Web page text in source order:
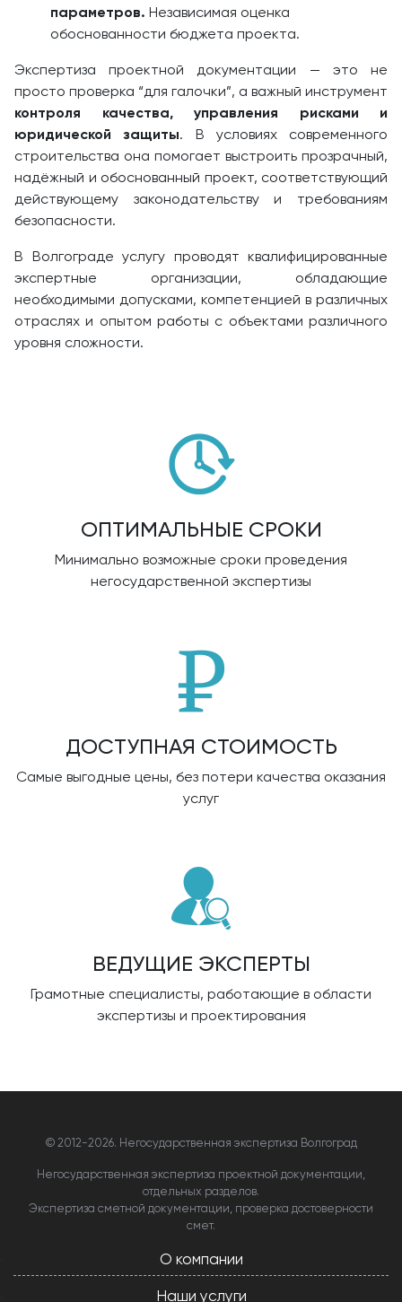
параметров. Независимая оценка
обоснованности бюджета проекта.
Экспертиза проектной документации — это не
просто проверка “для галочки”, а важный инструмент
контроля качества, управления рисками и
юридической защиты. В условиях современного
строительства она помогает выстроить прозрачный,
надёжный и обоснованный проект, соответствующий
действующему законодательству и требованиям
безопасности.
В Волгограде услугу проводят квалифицированные
экспертные организации, обладающие
необходимыми допусками, компетенцией в различных
отраслях и опытом работы с объектами различного
уровня сложности.
ОПТИМАЛЬНЫЕ СРОКИ
Минимально возможные сроки проведения
негосударственной экспертизы
ДОСТУПНАЯ СТОИМОСТЬ
Самые выгодные цены, без потери качества оказания
услуг
ВЕДУЩИЕ ЭКСПЕРТЫ
Грамотные специалисты, работающие в области
экспертизы и проектирования
© 2012-2026. Негосударственная экспертиза Волгоград
Негосударственная экспертиза проектной документации,
отдельных разделов.
Экспертиза сметной документации, проверка достоверности
смет.
О компании
Наши услуги